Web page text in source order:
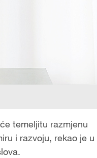
temeljitu razmjenu
i razvoju, rekao je u